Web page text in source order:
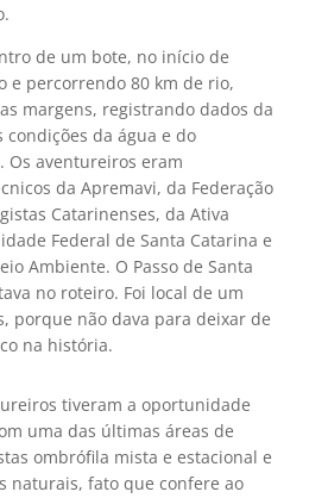
de um bote, no início de
e percorrendo 80 km de rio,
margens, registrando dados da
da água e do
Os aventureiros eram
da Apremavi, da Federação
Catarinenses, da Ativa
Federal de Santa Catarina e
Ambiente. O Passo de Santa
no roteiro. Foi local de um
porque não dava para deixar de
na história.
tiveram a oportunidade
uma das últimas áreas de
ombrófila mista e estacional e
naturais, fato que confere ao